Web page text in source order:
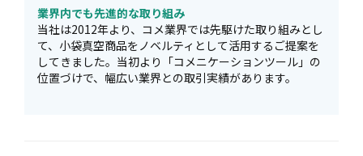
業界内でも先進的な取り組み
当社は2012年より、コメ業界では先駆けた取り組みとし
て、小袋真空商品をノベルティとして活用するご提案を
してきました。当初より「コメニケーションツール」の
位置づけで、幅広い業界との取引実績があります。